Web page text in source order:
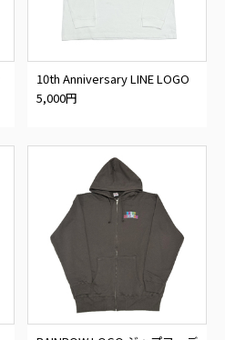
10th Anniversary LINE LOGO
ロンT
5,000円